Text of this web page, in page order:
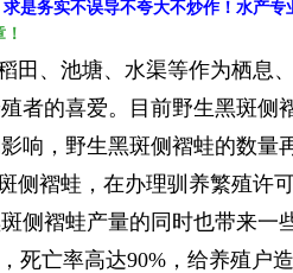
是务实不误导不夸大不炒作！水产专
田、池塘、水渠等作为栖息
者的喜爱。目前野生黑斑
响，野生黑斑侧褶蛙的数量
侧褶蛙，在办理驯养繁殖许
侧褶蛙产量的同时也带来
死亡率高达90%，给养殖户